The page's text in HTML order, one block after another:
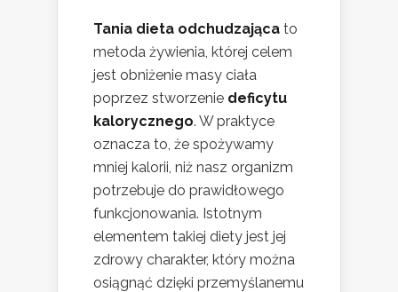
Tania dieta odchudzająca to
metoda żywienia, której celem
jest obniżenie masy ciała
poprzez stworzenie deficytu
kalorycznego. W praktyce
oznacza to, że spożywamy
mniej kalorii, niż nasz organizm
potrzebuje do prawidłowego
funkcjonowania. Istotnym
elementem takiej diety jest jej
zdrowy charakter, który można
osiągnąć dzięki przemyślanemu